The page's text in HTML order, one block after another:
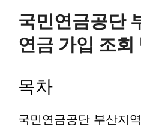
국민연금공단
연금 가입 조회
목차
국민연금공단 부산지